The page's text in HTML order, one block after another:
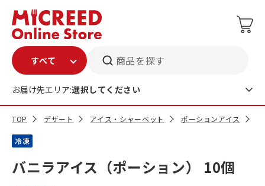
商品を探す
お届け先エリア:選択してください
TOP デザート アイス・シャーベット ポーションアイス
冷凍
バニラアイス（ポーション） 10個